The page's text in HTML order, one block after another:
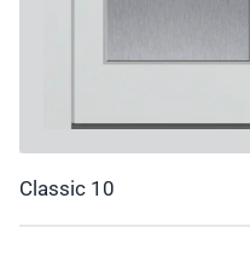
Classic 10